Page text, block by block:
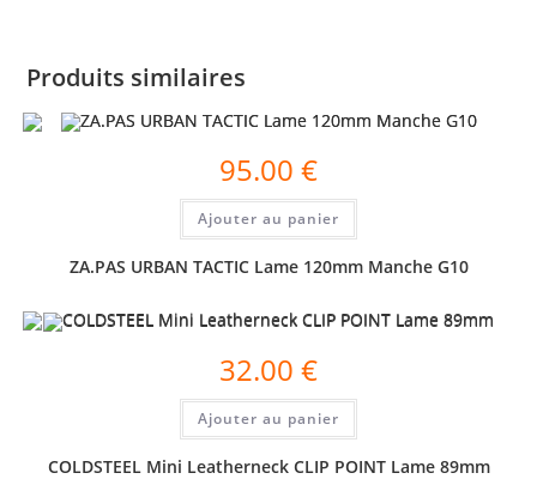
Produits similaires
95.00 €
Ajouter au panier
ZA.PAS URBAN TACTIC Lame 120mm Manche G10
32.00 €
Ajouter au panier
COLDSTEEL Mini Leatherneck CLIP POINT Lame 89mm